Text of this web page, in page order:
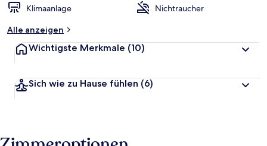
Klimaanlage
Nichtraucher
Alle anzeigen
Wichtigste Merkmale (10)
Sich wie zu Hause fühlen (6)